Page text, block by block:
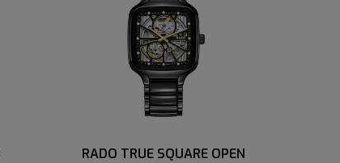
RADO TRUE SQUARE OPEN